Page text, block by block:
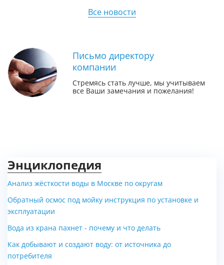
Все новости
Письмо директору
компании
Стремясь стать лучше, мы учитываем
все Ваши замечания и пожелания!
Энциклопедия
Анализ жёсткости воды в Москве по округам
Обратный осмос под мойку инструкция по установке и
эксплуатации
Вода из крана пахнет - почему и что делать
Как добывают и создают воду: от источника до
потребителя